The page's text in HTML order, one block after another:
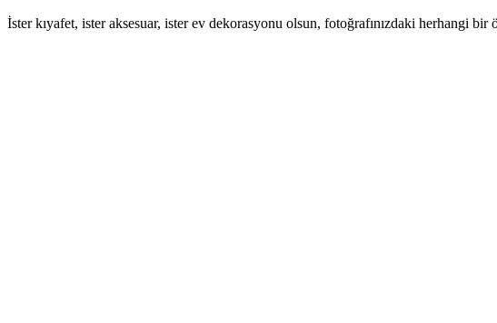
İster kıyafet, ister aksesuar, ister ev dekorasyonu olsun, fotoğrafınızdaki herhangi bir